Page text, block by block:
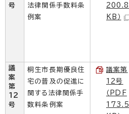
号
法律関係手数料条
例案
200.8
KB）
議
案
第
12
号
桐生市長期優良住
宅の普及の促進に
関する法律関係手
数料条例案
議案第
12号
（PDF
173.5